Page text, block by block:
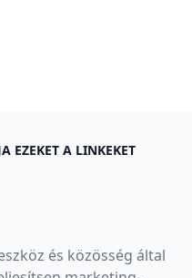
EZEKET A LINKEKET
és közösség által